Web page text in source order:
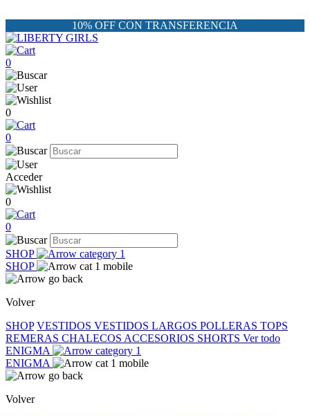
10% OFF CON TRANSFERENCIA
0
0
0
Acceder
0
0
SHOP
SHOP
Volver
SHOP VESTIDOS VESTIDOS LARGOS POLLERAS TOPS
REMERAS CHALECOS ACCESORIOS SHORTS Ver todo
ENIGMA
ENIGMA
Volver